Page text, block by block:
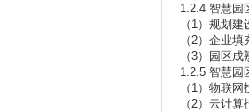
1.2.4 智慧园
（1）规划建
（2）企业填
（3）园区成
1.2.5 智慧园
（1）物联
（2）云计